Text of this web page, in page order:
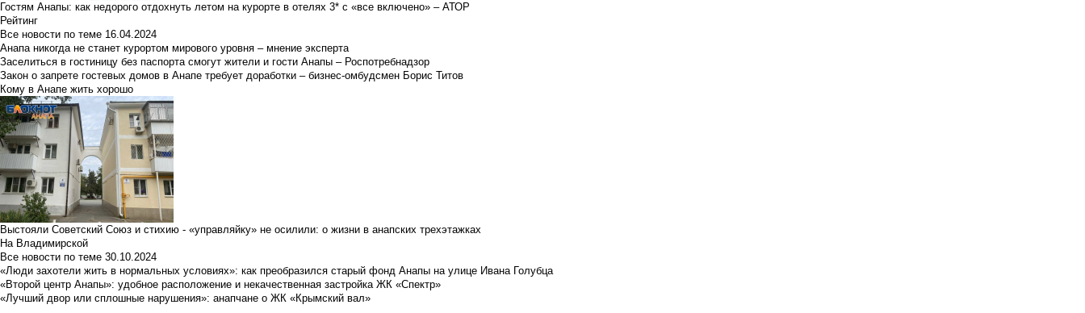
Гостям Анапы: как недорого отдохнуть летом на курорте в отелях 3* с «все включено» – АТОР
Рейтинг
Все новости по теме 16.04.2024
Анапа никогда не станет курортом мирового уровня – мнение эксперта
Заселиться в гостиницу без паспорта смогут жители и гости Анапы – Роспотребнадзор
Закон о запрете гостевых домов в Анапе требует доработки – бизнес-омбудсмен Борис Титов
Кому в Анапе жить хорошо
Выстояли Советский Союз и стихию - «управляйку» не осилили: о жизни в анапских трехэтажках
На Владимирской
Все новости по теме 30.10.2024
«Люди захотели жить в нормальных условиях»: как преобразился старый фонд Анапы на улице Ивана Голубца
«Второй центр Анапы»: удобное расположение и некачественная застройка ЖК «Спектр»
«Лучший двор или сплошные нарушения»: анапчане о ЖК «Крымский вал»